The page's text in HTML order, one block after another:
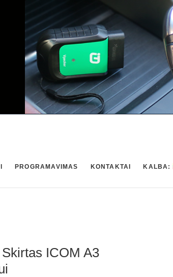
PROGRAMAVIMAS KONTAKTAI KALBA:
ICOM A3